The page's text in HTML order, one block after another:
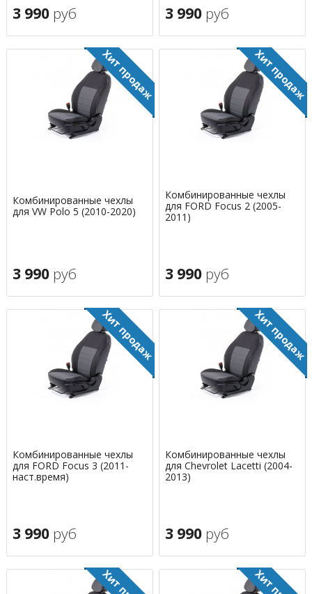
3 990 руб 3 990 руб
Комбинированные чехлы
для VW Polo 5 (2010-2020)
3 990 руб
Комбинированные чехлы
для FORD Focus 2 (2005-
2011)
3 990 руб
Комбинированные чехлы
для FORD Focus 3 (2011-
наст.время)
3 990 руб
Комбинированные чехлы
для Chevrolet Lacetti (2004-
2013)
3 990 руб